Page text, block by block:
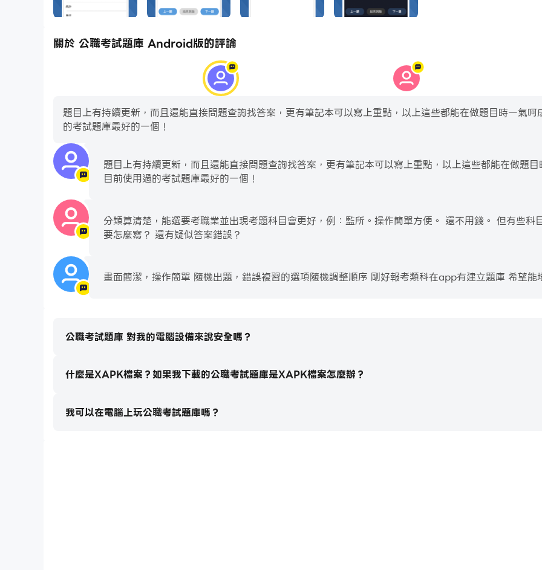
關於 公職考試題庫 Android版的評論
題目上有持續更新，而且還能直接問題查詢找答案，更有筆記本可以寫上重點，以上這些都能在做題目時一氣
的考試題庫最好的一個！
題目上有持續更新，而且還能直接問題查詢找答案，更有筆記本可以寫上重點，以上這些都能在做題
目前使用過的考試題庫最好的一個！
分類算清楚，能選要考職業並出現考題科目會更好，例：監所。操作簡單方便。 還不用錢。 但有些
要怎麼寫？ 還有疑似答案錯誤？
畫面簡潔，操作簡單 隨機出題，錯誤複習的選項隨機調整順序 剛好報考類科在app有建立題庫 希望
公職考試題庫 對我的電腦設備來說安全嗎？
什麼是XAPK檔案？如果我下載的公職考試題庫是XAPK檔案怎麼辦？
我可以在電腦上玩公職考試題庫嗎？